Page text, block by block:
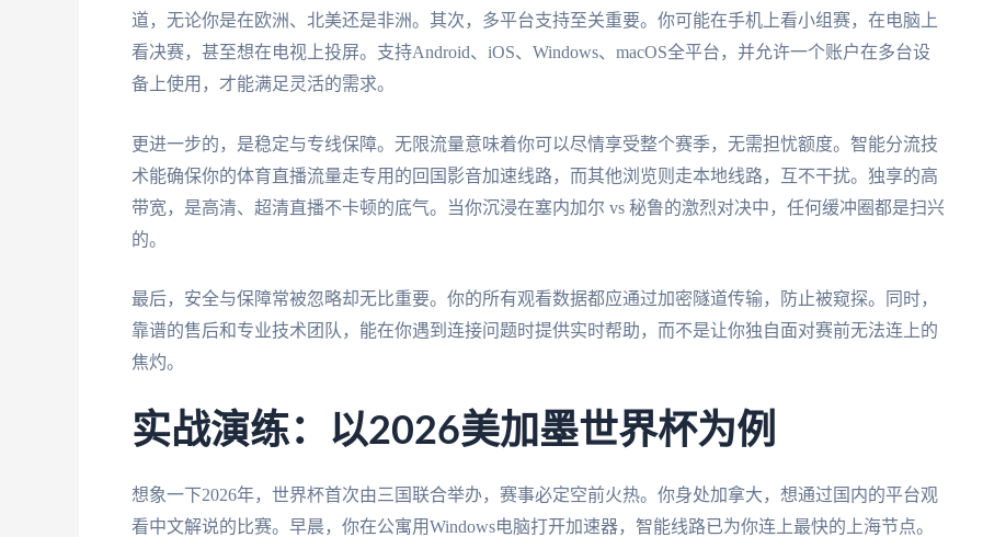
道，无论你是在欧洲、北美还是非洲。其次，多平台支持至关重要。你可能在手机上看小组赛，在电脑上
看决赛，甚至想在电视上投屏。支持Android、iOS、Windows、macOS全平台，并允许一个账户在多台设
备上使用，才能满足灵活的需求。
更进一步的，是稳定与专线保障。无限流量意味着你可以尽情享受整个赛季，无需担忧额度。智能分流技
术能确保你的体育直播流量走专用的回国影音加速线路，而其他浏览则走本地线路，互不干扰。独享的高
带宽，是高清、超清直播不卡顿的底气。当你沉浸在塞内加尔 vs 秘鲁的激烈对决中，任何缓冲圈都是扫兴
的。
最后，安全与保障常被忽略却无比重要。你的所有观看数据都应通过加密隧道传输，防止被窥探。同时，
靠谱的售后和专业技术团队，能在你遇到连接问题时提供实时帮助，而不是让你独自面对赛前无法连上的
焦灼。
实战演练：以2026美加墨世界杯为例
想象一下2026年，世界杯首次由三国联合举办，赛事必定空前火热。你身处加拿大，想通过国内的平台观
看中文解说的比赛。早晨，你在公寓用Windows电脑打开加速器，智能线路已为你连上最快的上海节点。